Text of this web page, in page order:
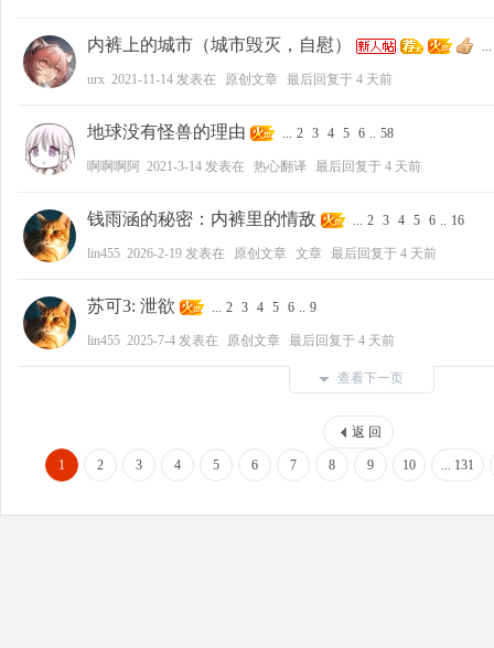
内裤上的城市（城市毁灭，自慰） ...
urx 2021-11-14 发表在 原创文章 最后回复于 4 天前
地球没有怪兽的理由 ... 2 3 4 5 6 .. 58
啊啊啊阿 2021-3-14 发表在 热心翻译 最后回复于 4 天前
钱雨涵的秘密：内裤里的情敌 ... 2 3 4 5 6 .. 16
lin455 2026-2-19 发表在 原创文章 文章 最后回复于 4 天前
苏可3: 泄欲 ... 2 3 4 5 6 .. 9
lin455 2025-7-4 发表在 原创文章 最后回复于 4 天前
查看下一页
返 回
1 2 3 4 5 6 7 8 9 10 ... 131